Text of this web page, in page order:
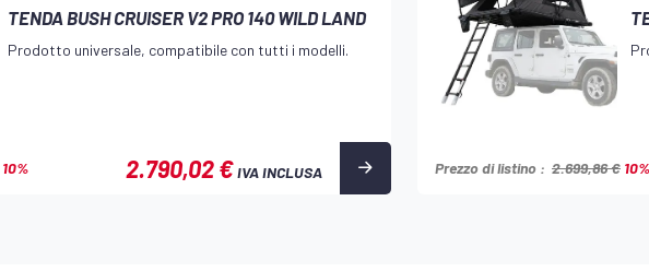
TENDA BUSH CRUISER V2 PRO 140 WILD LAND
Prodotto universale, compatibile con tutti i modelli.
10% 2.790,02 €IVA INCLUSA Prezzo di listino : 2.699,86 € 10%